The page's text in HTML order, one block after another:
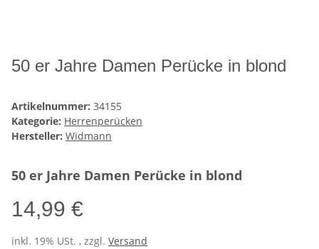
50 er Jahre Damen Perücke in blond
Artikelnummer: 34155
Kategorie: Herrenperücken
Hersteller: Widmann
50 er Jahre Damen Perücke in blond
14,99 €
inkl. 19% USt. , zzgl. Versand